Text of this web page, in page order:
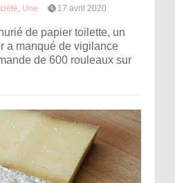
, Une 17 avril 2020
de papier toilette, un
a manqué de vigilance
de 600 rouleaux sur